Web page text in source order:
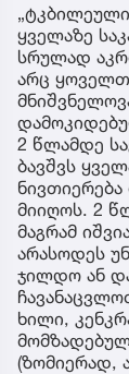
ყველაზე
სრულად
არც
2 წლამდე
ბავშვს
მიიღოს. 2
მაგრამ
არასოდეს
ჯილდო ან
ხილი,
(ზომიერად,